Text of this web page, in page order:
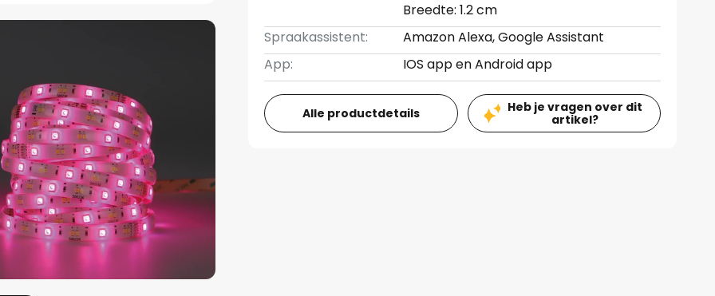
Breedte: 1.2 cm
Spraakassistent:
Amazon Alexa, Google Assistant
App:
IOS app en Android app
Alle productdetails
Heb je vragen over dit
artikel?